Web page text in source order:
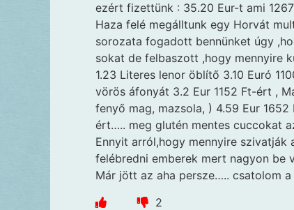
ezért fizettünk : 35.20 Eur-t ami
Haza felé megálltunk egy Horvát
sorozata fogadott bennünket úgy
sokat de felbaszott ,hogy mennyire
1.23 Literes lenor öblítő 3.10 Euró
vörös áfonyát 3.2 Eur 1152 Ft-ért ,
fenyő mag, mazsola, ) 4.59 Eur
ért….. meg glutén mentes cuccokat
Ennyit arról,hogy mennyire szivatják
felébredni emberek mert nagyon be
Már jött az aha persze….. csatolom
2